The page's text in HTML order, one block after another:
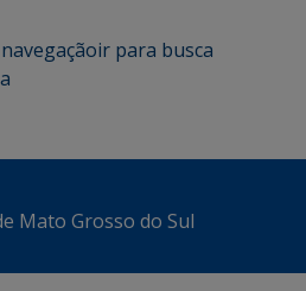
ir para busca
Mato Grosso do Sul